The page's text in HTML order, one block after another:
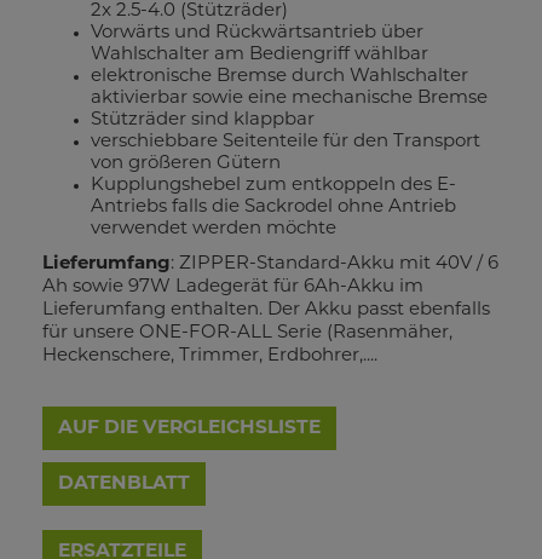
2x 2.5-4.0 (Stützräder)
Vorwärts und Rückwärtsantrieb über
Wahlschalter am Bediengriff wählbar
elektronische Bremse durch Wahlschalter
aktivierbar sowie eine mechanische Bremse
Stützräder sind klappbar
verschiebbare Seitenteile für den Transport
von größeren Gütern
Kupplungshebel zum entkoppeln des E-
Antriebs falls die Sackrodel ohne Antrieb
verwendet werden möchte
Lieferumfang: ZIPPER-Standard-Akku mit 40V / 6
Ah sowie 97W Ladegerät für 6Ah-Akku im
Lieferumfang enthalten. Der Akku passt ebenfalls
für unsere ONE-FOR-ALL Serie (Rasenmäher,
Heckenschere, Trimmer, Erdbohrer,....
AUF DIE VERGLEICHSLISTE
DATENBLATT